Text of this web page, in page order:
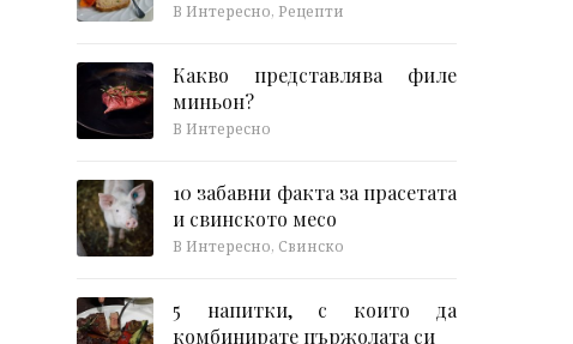
В Интересно, Рецепти
Какво представлява филе
миньон?
В Интересно
10 забавни факта за прасетата
и свинското месо
В Интересно, Свинско
5 напитки, с които да
комбинирате пържолата си